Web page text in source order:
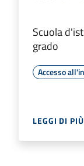
Scuola
grado
Accesso
LEGGI DI PIÙ